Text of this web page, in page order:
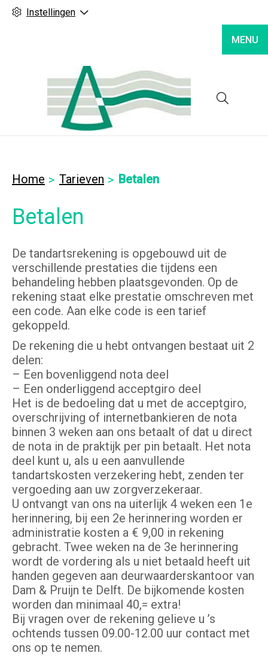
Instellingen
MENU
Home Tarieven Betalen
Betalen
De tandartsrekening is opgebouwd uit de
verschillende prestaties die tijdens een
behandeling hebben plaatsgevonden. Op de
rekening staat elke prestatie omschreven met
een code. Aan elke code is een tarief
gekoppeld.
De rekening die u hebt ontvangen bestaat uit 2
delen:
– Een bovenliggend nota deel
– Een onderliggend acceptgiro deel
Het is de bedoeling dat u met de acceptgiro,
overschrijving of internetbankieren de nota
binnen 3 weken aan ons betaalt of dat u direct
de nota in de praktijk per pin betaalt. Het nota
deel kunt u, als u een aanvullende
tandartskosten verzekering hebt, zenden ter
vergoeding aan uw zorgverzekeraar.
U ontvangt van ons na uiterlijk 4 weken een 1e
herinnering, bij een 2e herinnering worden er
administratie kosten a € 9,00 in rekening
gebracht. Twee weken na de 3e herinnering
wordt de vordering als u niet betaald heeft uit
handen gegeven aan deurwaarderskantoor van
Dam & Pruijn te Delft. De bijkomende kosten
worden dan minimaal 40,= extra!
Bij vragen over de rekening gelieve u ’s
ochtends tussen 09.00-12.00 uur contact met
ons op te nemen.